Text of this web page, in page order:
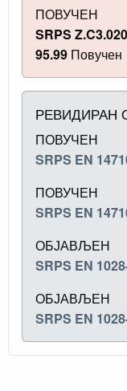
ПОВУЧЕН
SRPS
95.99 Повучен
РЕВИДИРАН
ПОВУЧЕН
SRPS EN
ПОВУЧЕН
SRPS EN
ОБЈАВЉЕН
SRPS EN
ОБЈАВЉЕН
SRPS EN